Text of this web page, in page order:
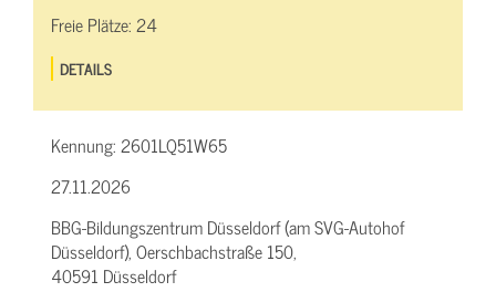
Freie Plätze:24
DETAILS
Kennung:2601LQ51W65
27.11.2026
BBG-Bildungszentrum Düsseldorf (am SVG-Autohof
Düsseldorf), Oerschbachstraße 150,
40591 Düsseldorf